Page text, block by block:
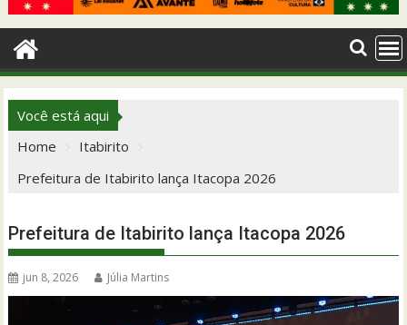
Você está aqui
Home
Itabirito
Prefeitura de Itabirito lança Itacopa 2026
Prefeitura de Itabirito lança Itacopa 2026
jun 8, 2026 Júlia Martins